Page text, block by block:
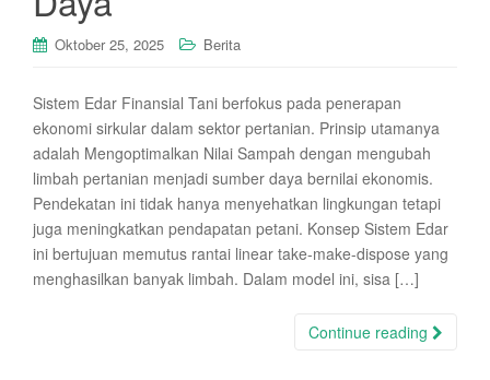
Oktober 25, 2025 Berita
Sistem Edar Finansial Tani berfokus pada penerapan
ekonomi sirkular dalam sektor pertanian. Prinsip utamanya
adalah Mengoptimalkan Nilai Sampah dengan mengubah
limbah pertanian menjadi sumber daya bernilai ekonomis.
Pendekatan ini tidak hanya menyehatkan lingkungan tetapi
juga meningkatkan pendapatan petani. Konsep Sistem Edar
ini bertujuan memutus rantai linear take-make-dispose yang
menghasilkan banyak limbah. Dalam model ini, sisa […]
Continue reading